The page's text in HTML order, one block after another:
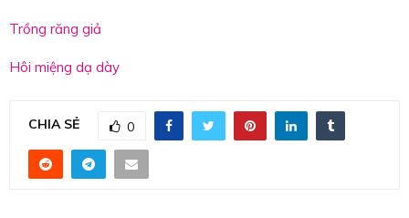
Trồng răng giả
Hôi miệng dạ dày
CHIA SẺ 0